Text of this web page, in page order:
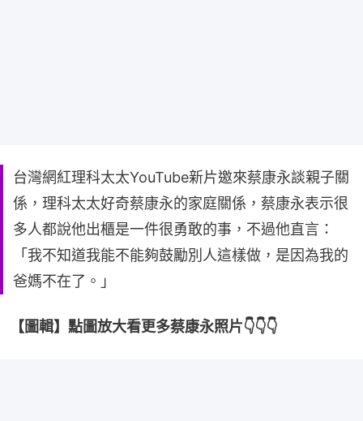
台灣網紅理科太太YouTube新片邀來蔡康永談親子關
係，理科太太好奇蔡康永的家庭關係，蔡康永表示很
多人都說他出櫃是一件很勇敢的事，不過他直言：
「我不知道我能不能夠鼓勵別人這樣做，是因為我的
爸媽不在了。」
【圖輯】點圖放大看更多蔡康永照片👇👇👇